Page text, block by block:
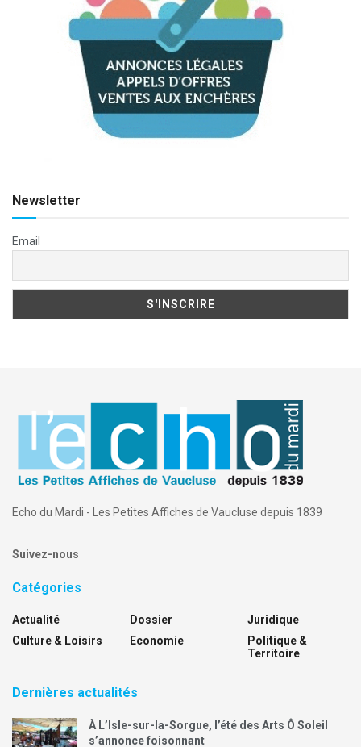
Newsletter
Email
Echo du Mardi - Les Petites Affiches de Vaucluse depuis 1839
Suivez-nous
Catégories
Actualité
Culture & Loisirs
Dossier
Economie
Juridique
Politique &
Territoire
Dernières actualités
À L’Isle-sur-la-Sorgue, l’été des Arts Ô Soleil
s’annonce foisonnant